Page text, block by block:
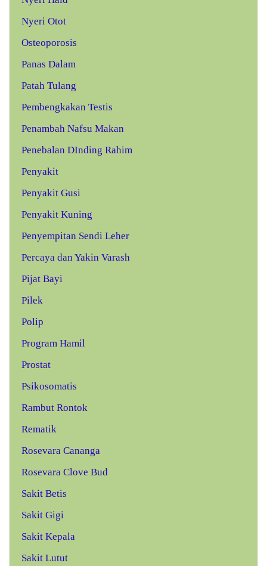
Nyeri Otot
Osteoporosis
Panas Dalam
Patah Tulang
Pembengkakan Testis
Penambah Nafsu Makan
Penebalan DInding Rahim
Penyakit
Penyakit Gusi
Penyakit Kuning
Penyempitan Sendi Leher
Percaya dan Yakin Varash
Pijat Bayi
Pilek
Polip
Program Hamil
Prostat
Psikosomatis
Rambut Rontok
Rematik
Rosevara Cananga
Rosevara Clove Bud
Sakit Betis
Sakit Gigi
Sakit Kepala
Sakit Lutut